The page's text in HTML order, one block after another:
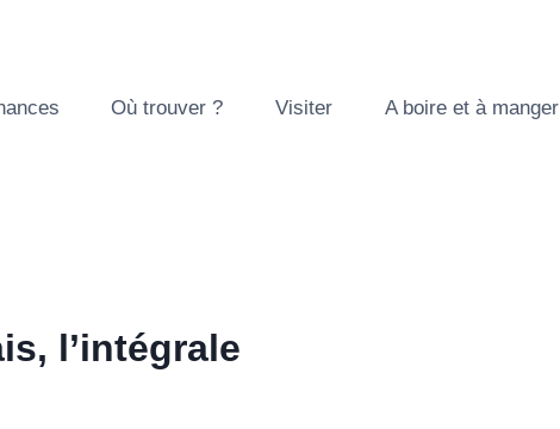
Où trouver ? Visiter A boire et à manger
l’intégrale